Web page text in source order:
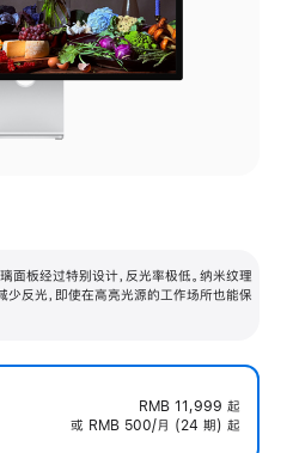
面板经过特别设计，反光率极低。纳米纹理
少反光，即使在高亮光源的工作场所也能保
RMB 11,999 起
或 RMB 500/月 (24 期) 起